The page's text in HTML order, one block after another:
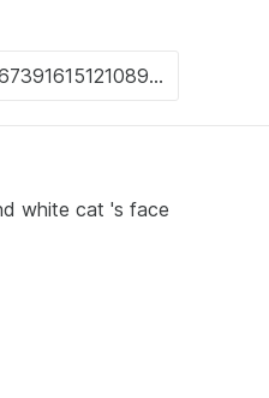
white cat 's face